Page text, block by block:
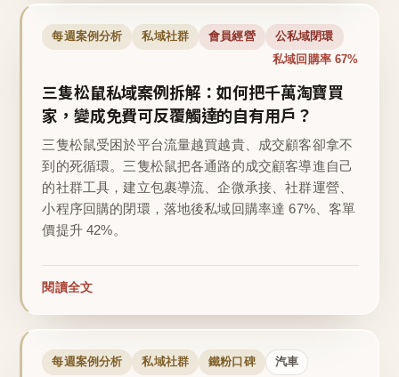
每週案例分析 私域社群 會員經營 公私域閉環
私域回購率 67%
三隻松鼠私域案例拆解：如何把千萬淘寶買
家，變成免費可反覆觸達的自有用戶？
三隻松鼠受困於平台流量越買越貴、成交顧客卻拿不
到的死循環。三隻松鼠把各通路的成交顧客導進自己
的社群工具，建立包裹導流、企微承接、社群運營、
小程序回購的閉環，落地後私域回購率達 67%、客單
價提升 42%。
閱讀全文
每週案例分析 私域社群 鐵粉口碑 汽車